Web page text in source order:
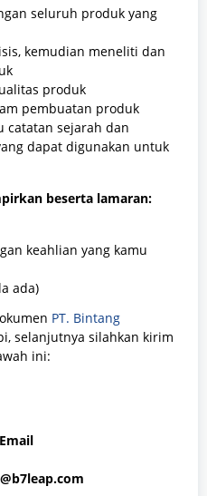
seluruh produk yang
kemudian meneliti dan
produk
pembuatan produk
catatan sejarah dan
dapat digunakan untuk
beserta lamaran:
keahlian yang kamu
ada)
PT. Bintang
selanjutnya silahkan kirim
ini: